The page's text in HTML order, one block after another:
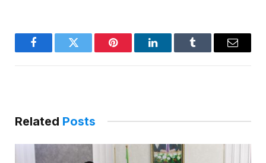
FacebookTwitter Pinterest LinkedInTumblr Email
Related Posts